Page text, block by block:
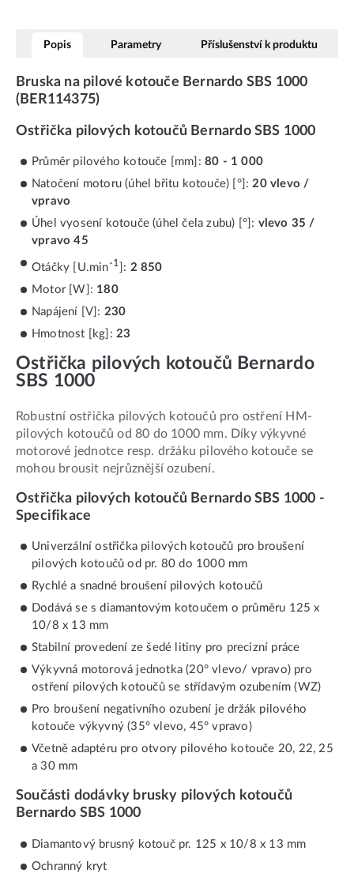
Popis Parametry Příslušenství k produktu
Bruska na pilové kotouče Bernardo SBS 1000
(BER114375)
Ostřička pilových kotoučů Bernardo SBS 1000
Průměr pilového kotouče [mm]: 80 - 1 000
Natočení motoru (úhel břitu kotouče) [°]:20 vlevo /
vpravo
Úhel vyosení kotouče (úhel čela zubu) [°]: vlevo 35 /
vpravo 45
Otáčky [U.min-1 ]: 2 850
Motor [W]: 180
Napájení [V]: 230
Hmotnost [kg]: 23
Ostřička pilových kotoučů Bernardo
SBS 1000
Robustní ostřička pilových kotoučů pro ostření HM-
pilových kotoučů od 80 do 1000 mm. Díky výkyvné
motorové jednotce resp. držáku pilového kotouče se
mohou brousit nejrůznější ozubení.
Ostřička pilových kotoučů Bernardo SBS 1000 -
Specifikace
Univerzální ostřička pilových kotoučů pro broušení
pilových kotoučů od pr. 80 do 1000 mm
Rychlé a snadné broušení pilových kotoučů
Dodává se s diamantovým kotoučem o průměru 125 x
10/8 x 13 mm
Stabilní provedení ze šedé litiny pro precizní práce
Výkyvná motorová jednotka (20° vlevo/ vpravo) pro
ostření pilových kotoučů se střídavým ozubením (WZ)
Pro broušení negativního ozubení je držák pilového
kotouče výkyvný (35° vlevo, 45° vpravo)
Včetně adaptéru pro otvory pilového kotouče 20, 22, 25
a 30 mm
Součásti dodávky brusky pilových kotoučů
Bernardo SBS 1000
Diamantový brusný kotouč pr. 125 x 10/8 x 13 mm
Ochranný kryt